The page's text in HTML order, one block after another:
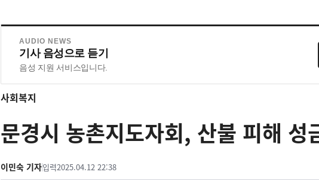
AUDIO NEWS
기사 음성으로 듣기
음성 지원 서비스입니다.
사회복지
문경시 농촌지도자회, 산불 피해 성
이민숙 기자입력2025.04.12 22:38